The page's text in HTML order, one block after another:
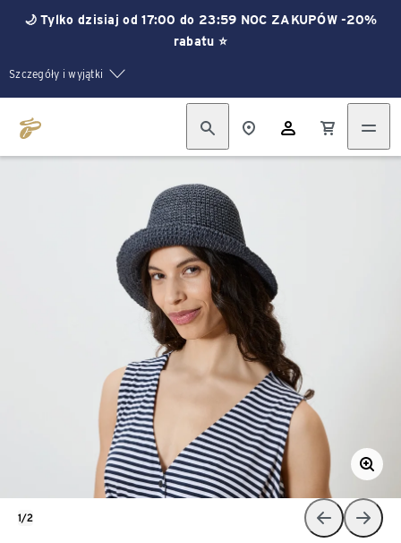
🌙 Tylko dzisiaj od 17:00 do 23:59 NOC ZAKUPÓW -20%
rabatu ⭐
Szczegóły i wyjątki
1/2